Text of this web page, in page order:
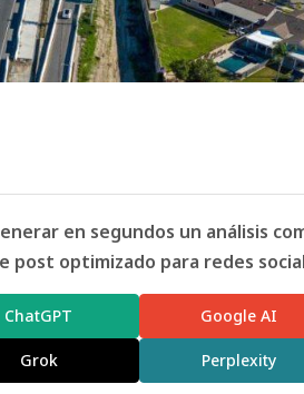
en segundos un análisis
post optimizado para redes
ChatGPT Google AI
Grok Perplexity